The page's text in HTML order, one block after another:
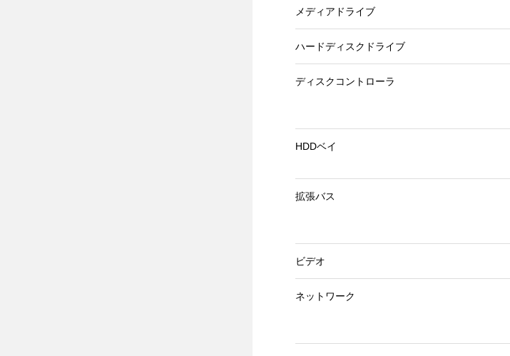
メディアドライブ
ハードディスクドライブ
ディスクコントローラ
HDDベイ
拡張バス
ビデオ
ネットワーク